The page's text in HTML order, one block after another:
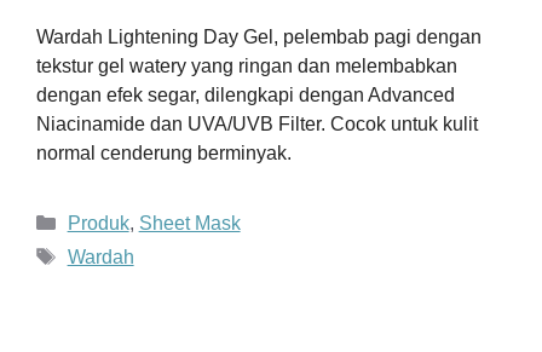
Wardah Lightening Day Gel, pelembab pagi dengan
tekstur gel watery yang ringan dan melembabkan
dengan efek segar, dilengkapi dengan Advanced
Niacinamide dan UVA/UVB Filter. Cocok untuk kulit
normal cenderung berminyak.
Kategori
Produk, Sheet Mask
Tag
Wardah